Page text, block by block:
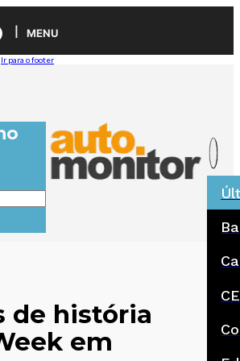
MENU
Ir para o footer
de história
em